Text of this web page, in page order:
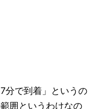
分で到着」というの
囲というわけなの